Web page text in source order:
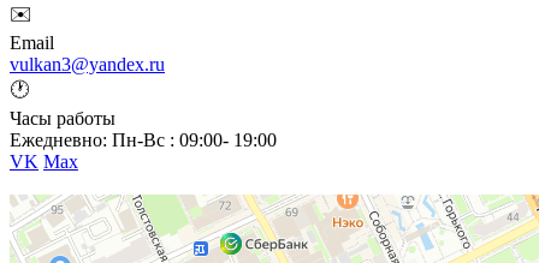
✉️
Email
vulkan3@yandex.ru
🕐
Часы работы
Ежедневно: Пн-Вс : 09:00- 19:00
VK Max